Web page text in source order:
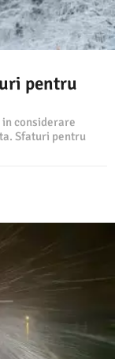
pentru
in considerare
Sfaturi pentru